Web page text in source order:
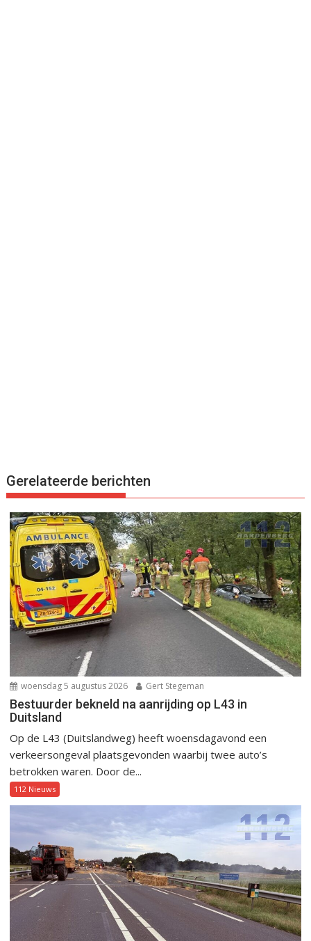
Gerelateerde berichten
woensdag 5 augustus 2026 Gert Stegeman
Bestuurder bekneld na aanrijding op L43 in
Duitsland
Op de L43 (Duitslandweg) heeft woensdagavond een
verkeersongeval plaatsgevonden waarbij twee auto’s
betrokken waren. Door de...
112 Nieuws